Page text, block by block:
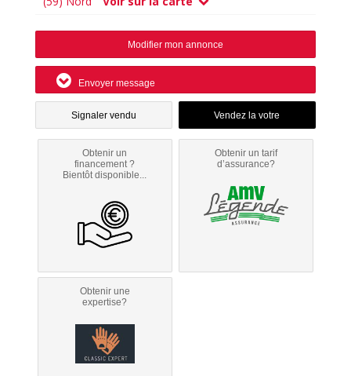
Modifier mon annonce
Envoyer message
Signaler vendu
Obtenir un
financement ?
Bientôt disponible...
Obtenir un tarif
d’assurance?
Obtenir une
expertise?